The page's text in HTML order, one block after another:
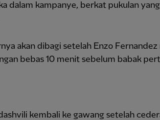
dalam kampanye, berkat pukulan
akan dibagi setelah Enzo Fernandez
bebas 10 menit sebelum babak
kembali ke gawang setelah